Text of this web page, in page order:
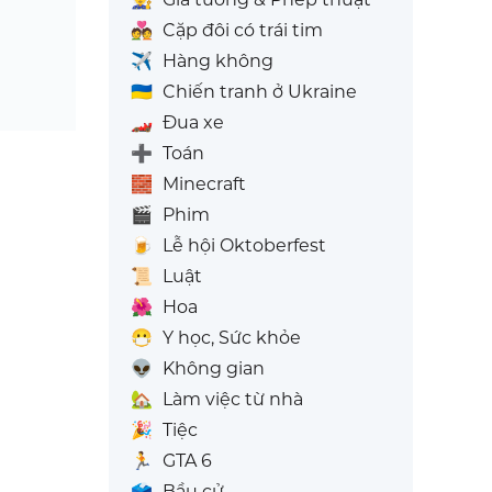
💑 Cặp đôi có trái tim
✈️ Hàng không
🇺🇦 Chiến tranh ở Ukraine
🏎️ Đua xe
➕ Toán
🧱 Minecraft
🎬 Phim
🍺
Lễ hội Oktoberfest
📜
Luật
🌺 Hoa
😷 Y học, Sức khỏe
👽
Không gian
🏡
Làm việc từ nhà
🎉 Tiệc
🏃
GTA 6